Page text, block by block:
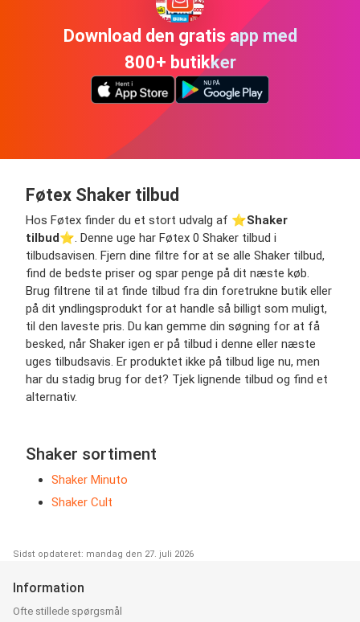
Download den gratis app med
800+ butikker
Føtex Shaker tilbud
Hos Føtex finder du et stort udvalg af ⭐️Shaker
tilbud⭐️. Denne uge har Føtex 0 Shaker tilbud i
tilbudsavisen. Fjern dine filtre for at se alle Shaker tilbud,
find de bedste priser og spar penge på dit næste køb.
Brug filtrene til at finde tilbud fra din foretrukne butik eller
på dit yndlingsprodukt for at handle så billigt som muligt,
til den laveste pris. Du kan gemme din søgning for at få
besked, når Shaker igen er på tilbud i denne eller næste
uges tilbudsavis. Er produktet ikke på tilbud lige nu, men
har du stadig brug for det? Tjek lignende tilbud og find et
alternativ.
Shaker sortiment
Shaker Minuto
Shaker Cult
Sidst opdateret: mandag den 27. juli 2026
Information
Ofte stillede spørgsmål